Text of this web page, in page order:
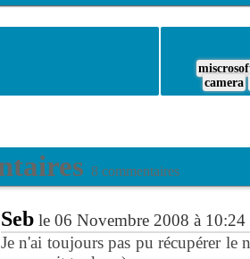
camera
8 commentaires
Seble 06 Novembre 2008 à 10:24
Je n'ai toujours pas pu récupérer le